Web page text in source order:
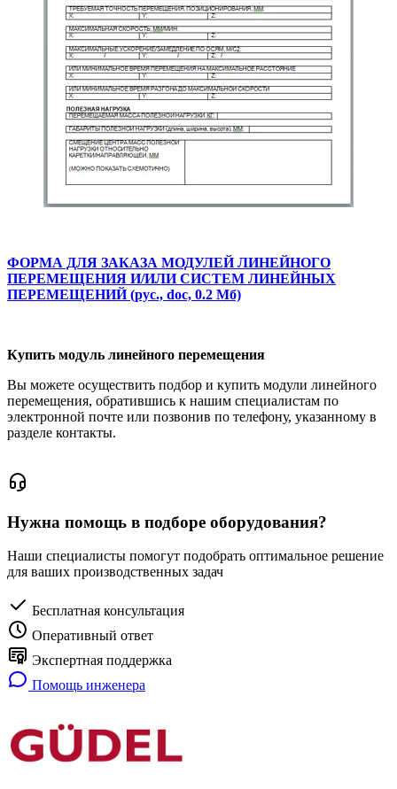
ФОРМА ДЛЯ ЗАКАЗА МОДУЛЕЙ ЛИНЕЙНОГО
ПЕРЕМЕЩЕНИЯ И/ИЛИ СИСТЕМ ЛИНЕЙНЫХ
ПЕРЕМЕЩЕНИЙ (рус., doc, 0.2 Мб)
Купить модуль линейного перемещения
Вы можете осуществить подбор и купить модули линейного
перемещения, обратившись к нашим специалистам по
электронной почте или позвонив по телефону, указанному в
разделе контакты.
Нужна помощь в подборе оборудования?
Наши специалисты помогут подобрать оптимальное решение
для ваших производственных задач
Бесплатная консультация
Оперативный ответ
Экспертная поддержка
Помощь инженера